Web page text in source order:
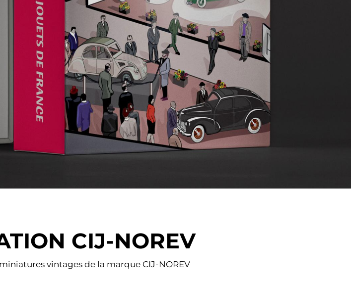
CIJ-NOREV
vintages de la marque CIJ-NOREV